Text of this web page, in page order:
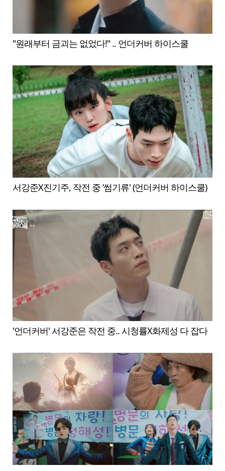
"원래부터 금괴는 없었다!" .. 언더커버 하이스쿨
서강준X진기주, 작전 중 ‘썸기류' (언더커버 하이스쿨)
'언더커버' 서강준은 작전 중.. 시청률X화제성 다 잡다